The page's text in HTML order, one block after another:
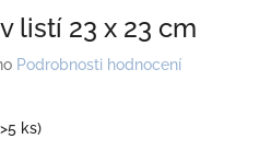
listí 23 x 23 cm
Podrobnosti hodnocení
ks)